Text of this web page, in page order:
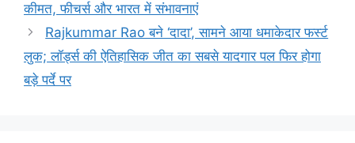
कीमत, फीचर्स और भारत में संभावनाएं
Rajkummar Rao बने ‘दादा’, सामने आया धमाकेदार फर्स्ट
लुक; लॉर्ड्स की ऐतिहासिक जीत का सबसे यादगार पल फिर होगा
बड़े पर्दे पर